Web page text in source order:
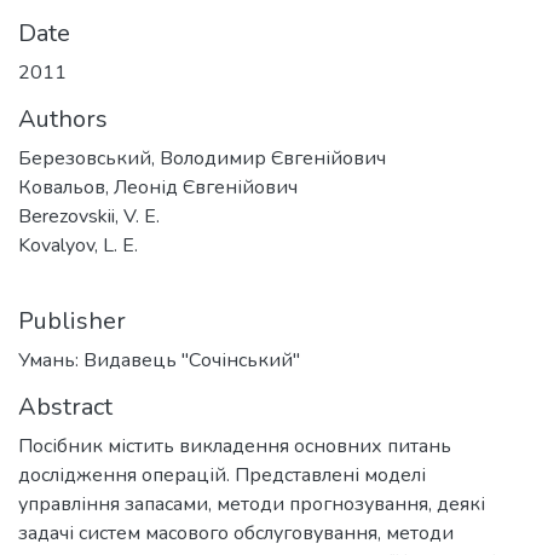
Date
2011
Authors
Березовський, Володимир Євгенійович
Ковальов, Леонід Євгенійович
Berezovskii, V. E.
Kovalyov, L. E.
Publisher
Умань: Видавець "Сочінський"
Abstract
Посібник містить викладення основних питань
дослідження операцій. Представлені моделі
управління запасами, методи прогнозування, деякі
задачі систем масового обслуговування, методи